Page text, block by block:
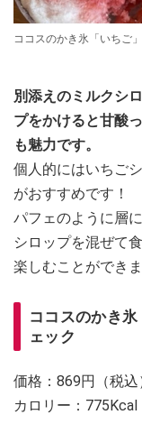
ココスのかき氷「いちご
別添えのミルクシ
プをかけると甘酸
も魅力です。
個人的にはいちご
がおすすめです！
パフェのように層
シロップを混ぜて
楽しむことができま
ココスのかき
ェック
価格：869円（税込
カロリー：775Kcal